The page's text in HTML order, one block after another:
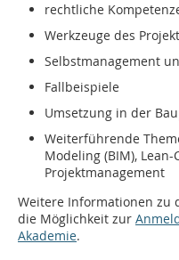
rechtliche
Werkzeuge des
Selbstmanagement
Fallbeispiele
Umsetzung in der
Weiterführende
Modeling (BIM),
Projektmanagement
Weitere Informationen zu
die Möglichkeit zur
Akademie.